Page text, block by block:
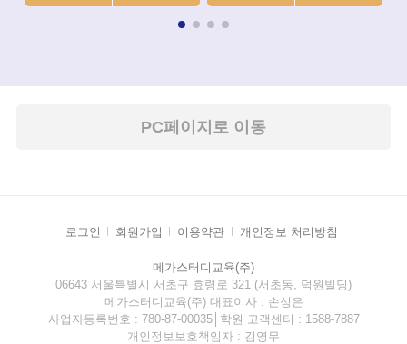
PC페이지로 이동
로그인 회원가입 이용약관 개인정보 처리방침
메가스터디교육(주)
06643 서울특별시 서초구 효령로 321 (서초동, 덕원빌딩)
메가스터디교육(주) 대표이사 : 손성은
사업자등록번호 : 780-87-00035│학원 고객센터 : 1588-7887
개인정보보호책임자 : 김영무